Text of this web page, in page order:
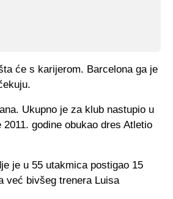
će s karijerom. Barcelona ga je
Ukupno je za klub nastupio u
godine obukao dres Atletio
je u 55 utakmica postigao 15
već bivšeg trenera Luisa